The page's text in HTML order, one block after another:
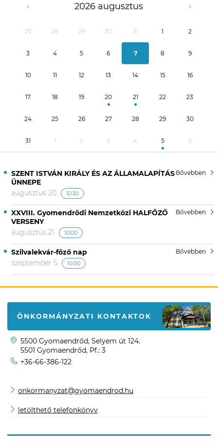
2026 augusztus
27 28 29 30 31 1 2
3 4 5 6 7 8 9
10 11 12 13 14 15 16
17 18 19 20 21 22 23
24 25 26 27 28 29 30
31 1 2 3 4 5 6
SZENT ISTVÁN KIRÁLY ÉS AZ ÁLLAMALAPÍTÁS
ÜNNEPE
Bővebben
augusztus 20. 10:30
XXVIII. Gyomendrődi Nemzetközi HALFŐZŐ
VERSENY
Bővebben
augusztus 21. 10:00
Szilvalekvár-főző nap Bővebben
szeptember 5. 10:00
ÖNKORMÁNYZATI KONTAKTOK
5500 Gyomaendrőd, Selyem út 124.
5501 Gyomaendrőd, Pf.: 3
+36-66-386-122
onkormanyzat@gyomaendrod.hu
letölthető telefonkönyv